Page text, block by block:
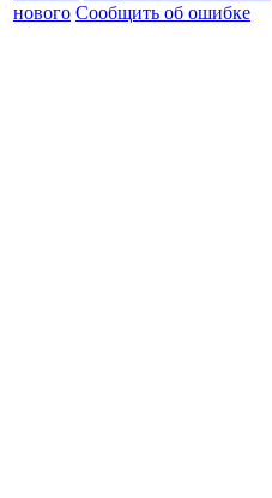
нового Сообщить об ошибке